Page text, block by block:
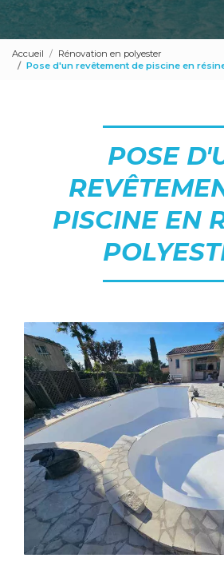
Accueil
Rénovation en polyester
Pose d'un revêtement de piscine en
POSE
PISCINE EN